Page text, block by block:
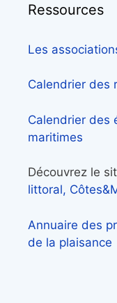
Ressources
Les
Calendrier des
Calendrier des
maritimes
Découvrez le
littoral,
Annuaire des
de la plaisance